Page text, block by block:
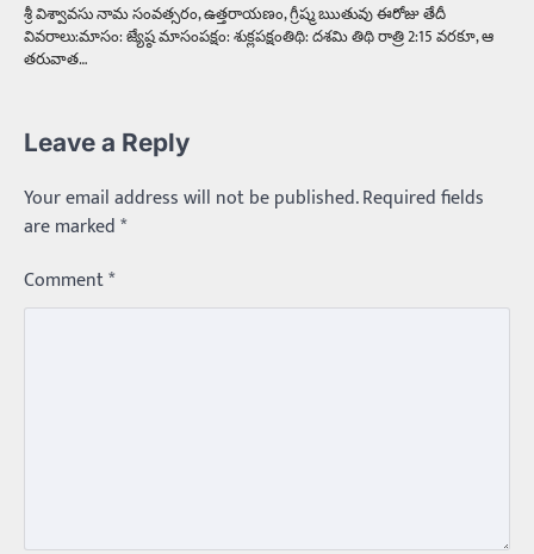
శ్రీ విశ్వావసు నామ సంవత్సరం, ఉత్తరాయణం, గ్రీష్మ ఋతువు ఈరోజు తేదీ
వివరాలు:మాసం: జ్యేష్ఠ మాసంపక్షం: శుక్లపక్షంతిథి: దశమి తిథి రాత్రి 2:15 వరకూ, ఆ
తరువాత…
Leave a Reply
Your email address will not be published.Required fields
are marked*
Comment*